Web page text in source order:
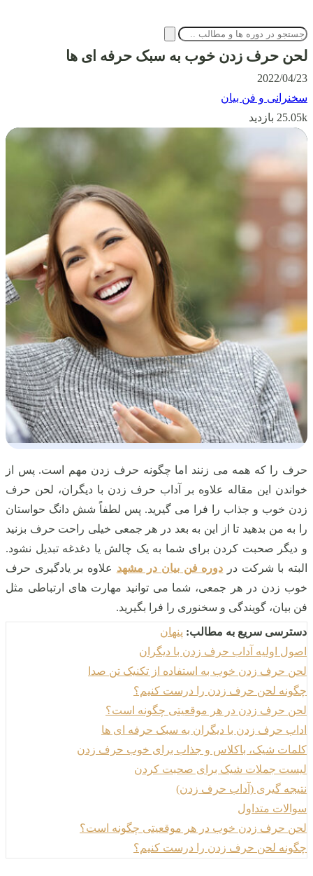
لحن حرف زدن خوب به سبک حرفه ای ها
2022/04/23
سخنرانی و فن بیان
25.05k بازدید
حرف را که همه می‌ زنند اما چگونه حرف زدن مهم است. پس از
خواندن این مقاله علاوه بر آداب حرف زدن با دیگران، لحن حرف
زدن خوب و جذاب را فرا می‌ گیرید. پس لطفاً شش دانگ حواستان
را به من بدهید تا از این به بعد در هر جمعی خیلی راحت حرف بزنید
و دیگر صحبت کردن برای شما به یک چالش یا دغدغه تبدیل نشود.
البته با شرکت در دوره فن بیان در مشهد علاوه بر یادگیری حرف
خوب زدن در هر جمعی، شما می توانید مهارت های ارتباطی مثل
فن بیان، گویندگی و سخنوری را فرا بگیرید.
دسترسی سریع به مطالب: پنهان
اصول اولیه آداب حرف زدن با دیگران
لحن حرف زدن خوب به استفاده از تکنیک تن صدا
چگونه لحن حرف زدن را درست کنیم؟
لحن حرف زدن در هر موقعیتی چگونه است؟
اداب حرف زدن با دیگران به سبک حرفه ای ها
کلمات شیک، باکلاس و جذاب برای خوب حرف زدن
لیست جملات شیک برای صحبت کردن
نتیجه گیری (آداب حرف زدن)
سوالات متداول
لحن حرف زدن خوب در هر موقعیتی چگونه است؟
چگونه لحن حرف زدن را درست کنیم؟